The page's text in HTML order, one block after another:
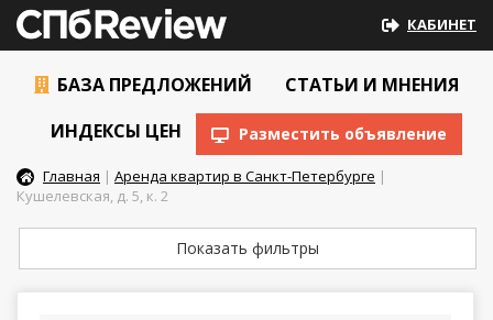
КАБИНЕТ
БАЗА ПРЕДЛОЖЕНИЙ
СТАТЬИ И МНЕНИЯ
ИНДЕКСЫ ЦЕН
Разместить объявление
Главная | Аренда квартир в Санкт-Петербурге |
Кушелевская, д. 5, к. 2
Показать фильтры